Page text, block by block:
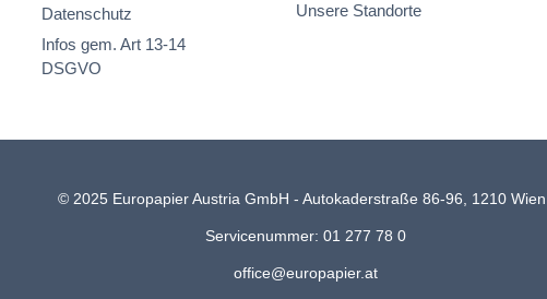
Datenschutz
Infos gem. Art 13-14
DSGVO
Unsere Standorte
© 2025 Europapier Austria GmbH - Autokaderstraße 86-96, 1210 Wien
Servicenummer: 01 277 78 0
office@europapier.at